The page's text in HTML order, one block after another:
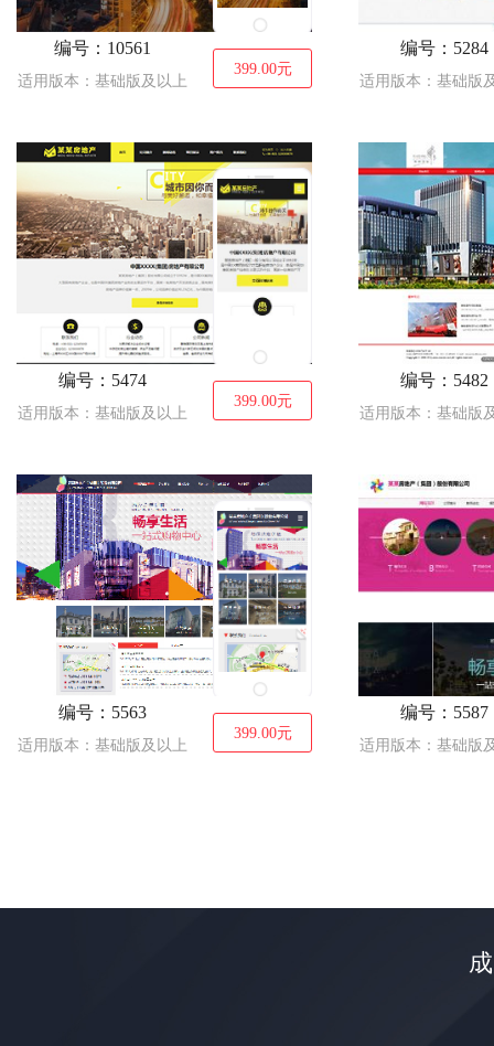
编号：10561
适用版本：基础版及以上
399.00元
编号：5284
适用版本：基础版
编号：5474
适用版本：基础版及以上
399.00元
编号：5482
适用版本：基础版
编号：5563
适用版本：基础版及以上
399.00元
编号：5587
适用版本：基础版